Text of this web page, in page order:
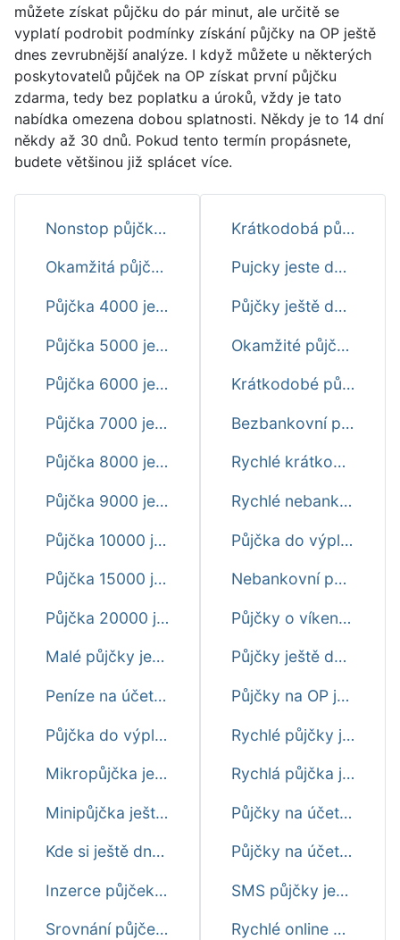
můžete získat půjčku do pár minut, ale určitě se
vyplatí podrobit podmínky získání půjčky na OP ještě
dnes zevrubnější analýze. I když můžete u některých
poskytovatelů půjček na OP získat první půjčku
zdarma, tedy bez poplatku a úroků, vždy je tato
nabídka omezena dobou splatnosti. Někdy je to 14 dní
někdy až 30 dnů. Pokud tento termín propásnete,
budete většinou již splácet více.
Nonstop půjčky ještě dnes
Okamžitá půjčka ještě dnes
Půjčka 4000 ještě dnes
Půjčka 5000 ještě dnes
Půjčka 6000 ještě dnes
Půjčka 7000 ještě dnes
Půjčka 8000 ještě dnes
Půjčka 9000 ještě dnes
Půjčka 10000 ještě dnes
Půjčka 15000 ještě dnes
Půjčka 20000 ještě dnes
Malé půjčky ještě dnes
Peníze na účet ještě dnes
Půjčka do výplaty ještě dnes
Mikropůjčka ještě dnes
Minipůjčka ještě dnes
Kde si ještě dnes půjčit peníze
Inzerce půjček ještě dnes
Srovnání půjček ještě dnes
Krátkodobá půjčka ještě dnes
Pujcky jeste dnes
Půjčky ještě dnes
Okamžité půjčky ještě dnes
Krátkodobé půjčky ihned ještě dnes
Bezbankovní půjčky ještě dnes
Rychlé krátkodobé půjčky před výplatou ještě dnes
Rychlé nebankovní půjčky ještě dnes
Půjčka do výplaty ještě dnes první zdarma
Nebankovní půjčky ihned na účet ještě dnes
Půjčky o víkendu ještě dnes ihned na účet
Půjčky ještě dnes online ihned na účet
Půjčky na OP ještě dnes
Rychlé půjčky ještě dnes na splátky
Rychlá půjčka ještě dnes na splátky
Půjčky na účet ihned ještě dnes
Půjčky na účet do výplaty ještě dnes
SMS půjčky ještě dnes ihned
Rychlé online půjčky ještě dnes